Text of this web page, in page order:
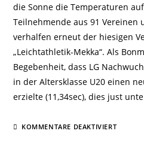
die Sonne die Temperaturen
Teilnehmende aus 91 Vereinen
verhalfen erneut der hiesigen
„Leichtathletik-Mekka“. Als
Begebenheit, dass LG
in der Altersklasse U20 einen
erzielte (11,34sec), dies just
KOMMENTARE DEAKTIVIERTFÜR